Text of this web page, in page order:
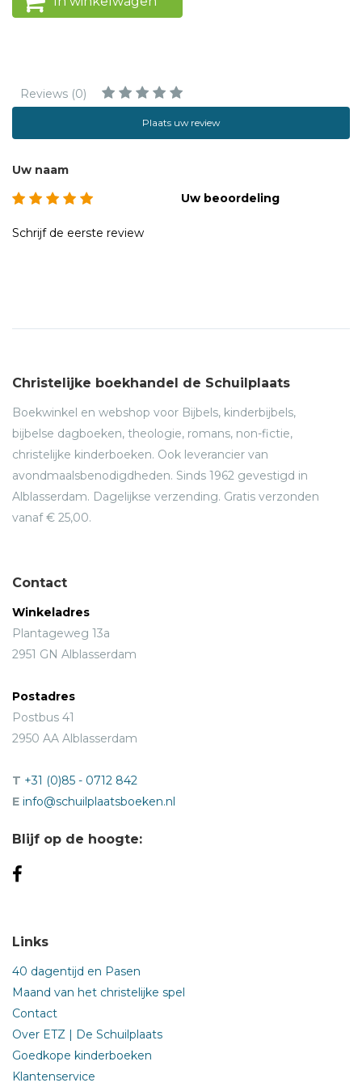
Reviews (0)
Plaats uw review
Uw naam
Uw beoordeling
Schrijf de eerste review
Christelijke boekhandel de Schuilplaats
Boekwinkel en webshop voor Bijbels, kinderbijbels,
bijbelse dagboeken, theologie, romans, non-fictie,
christelijke kinderboeken. Ook leverancier van
avondmaalsbenodigdheden. Sinds 1962 gevestigd in
Alblasserdam. Dagelijkse verzending. Gratis verzonden
vanaf € 25,00.
Contact
Winkeladres
Plantageweg 13a
2951 GN Alblasserdam
Postadres
Postbus 41
2950 AA Alblasserdam
T +31 (0)85 - 0712 842
E info@schuilplaatsboeken.nl
Blijf op de hoogte:
Links
40 dagentijd en Pasen
Maand van het christelijke spel
Contact
Over ETZ | De Schuilplaats
Goedkope kinderboeken
Klantenservice